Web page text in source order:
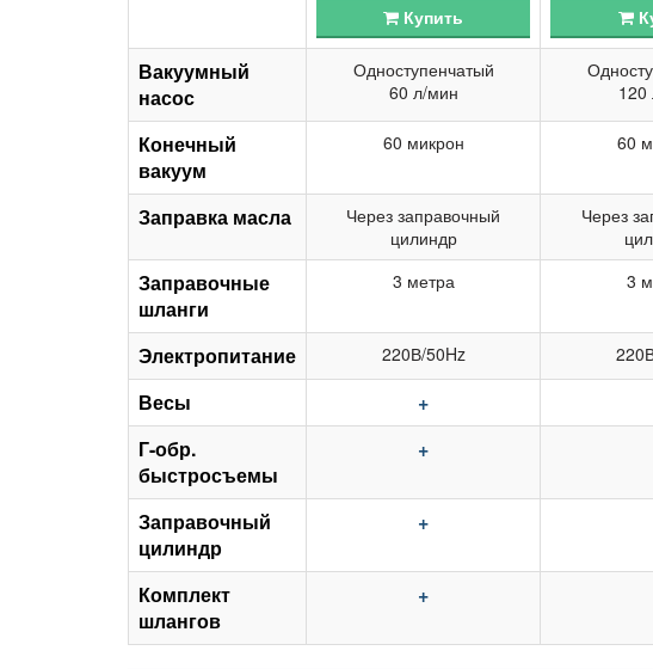
Купить
Вакуумный
насос
Одноступенчатый
60 л/мин
120
Конечный
вакуум
60 микрон 60
Заправка масла
Через заправочный
цилиндр
Через
Заправочные
шланги
3 метра 3
Электропитание 220В/50Hz
Весы +
Г-обр.
быстросъемы
+
Заправочный
цилиндр
+
Комплект
шлангов
+